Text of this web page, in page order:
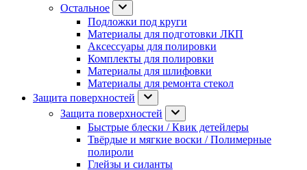
Остальное
Подложки под круги
Материалы для подготовки ЛКП
Аксессуары для полировки
Комплекты для полировки
Материалы для шлифовки
Материалы для ремонта стекол
Защита поверхностей
Защита поверхностей
Быстрые блески / Квик детейлеры
Твёрдые и мягкие воски / Полимерные
полироли
Глейзы и силанты